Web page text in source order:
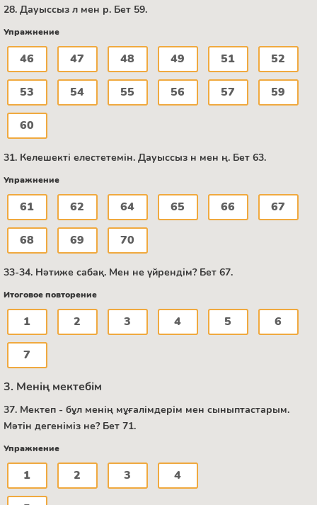
28. Дауыссыз л мен р. Бет 59.
Упражнение
46 47 48 49 51 52
53 54 55 56 57 59
60
31. Келешекті елестетемін. Дауыссыз н мен ң. Бет 63.
Упражнение
61 62 64 65 66 67
68 69 70
33-34. Нәтиже сабақ. Мен не үйрендім? Бет 67.
Итоговое повторение
1 2 3 4 5 6
7
3. Менің мектебім
37. Мектеп - бұл менің мұғалімдерім мен сыныптастарым.
Мәтін дегеніміз не? Бет 71.
Упражнение
1 2 3 4